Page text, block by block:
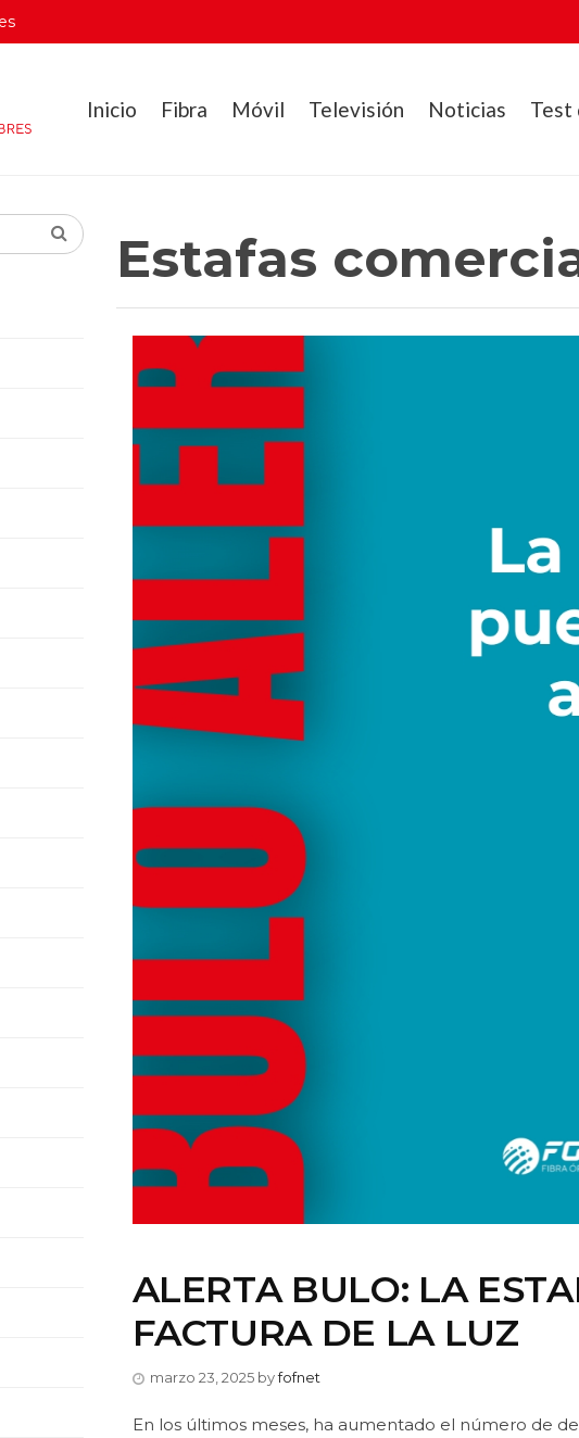
Inicio Fibra Móvil Televisión Noticias Test
Estafas
ALERTA BULO: LA
FACTURA DE LA LUZ
marzo 23, 2025 byfofnet
En los últimos meses, ha aumentado el número de